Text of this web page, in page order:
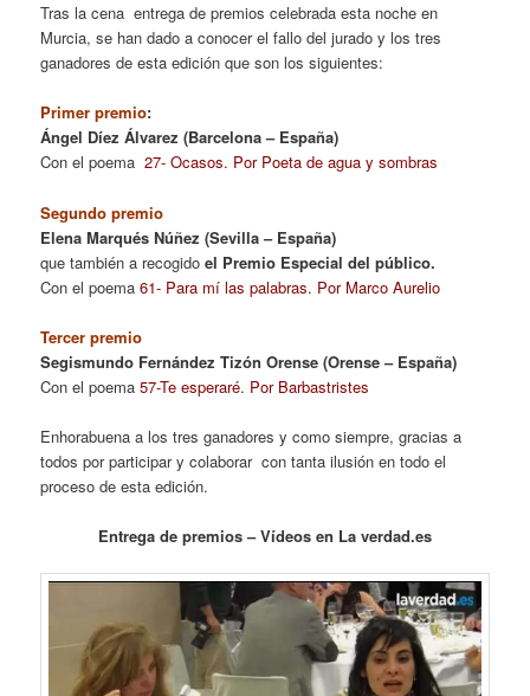
Tras la cena entrega de premios celebrada esta noche en
Murcia, se han dado a conocer el fallo del jurado y los tres
ganadores de esta edición que son los siguientes:
Primer premio:
Ángel Díez Álvarez (Barcelona – España)
Con el poema 27- Ocasos. Por Poeta de agua y sombras
Segundo premio
Elena Marqués Núñez (Sevilla – España)
que también a recogido el Premio Especial del público.
Con el poema61- Para mí las palabras. Por Marco Aurelio
Tercer premio
Segismundo Fernández Tizón Orense (Orense – España)
Con el poema57-Te esperaré. Por Barbastristes
Enhorabuena a los tres ganadores y como siempre, gracias a
todos por participar y colaborar con tanta ilusión en todo el
proceso de esta edición.
Entrega de premios – Vídeos en La verdad.es